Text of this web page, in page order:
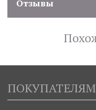
Отзывы
ПОКУПАТЕЛЯМ